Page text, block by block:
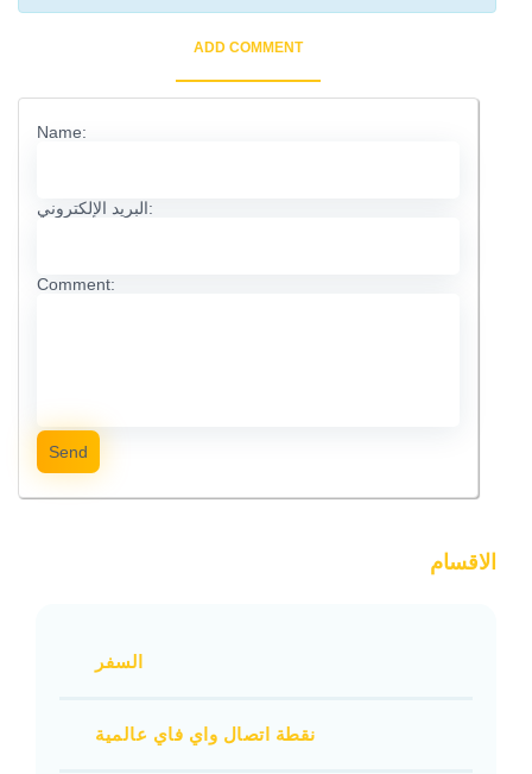
ADD COMMENT
Name:
البريد الإلكتروني:
Comment:
Send
الاقسام
السفر
نقطة اتصال واي فاي عالمية